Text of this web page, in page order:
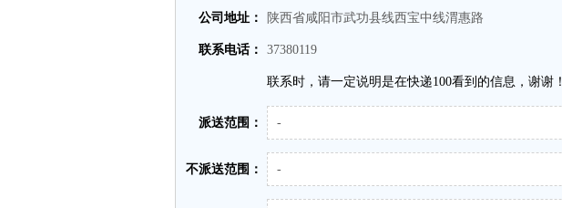
公司地址： 陕西省咸阳市武功县线西宝中线渭惠路
联系电话： 37380119
联系时，请一定说明是在快递100看到的信息，谢谢！
派送范围： -
不派送范围： -